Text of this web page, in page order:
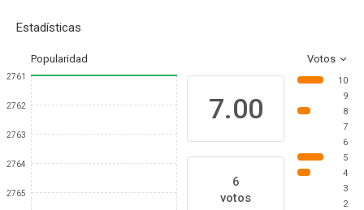
Estadísticas
Popularidad Votos
2761
2762
2763
2764
2765
7.00
6
votos
10
9
8
7
6
5
4
3
2